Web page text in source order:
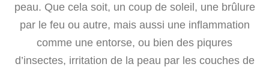
peau. Que cela soit, un coup de soleil, une brûlure
par le feu ou autre, mais aussi une inflammation
comme une entorse, ou bien des piqures
d’insectes, irritation de la peau par les couches de